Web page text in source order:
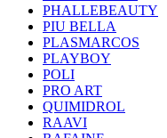
PHALLEBEAUTY
PIU BELLA
PLASMARCOS
PLAYBOY
POLI
PRO ART
QUIMIDROL
RAAVI